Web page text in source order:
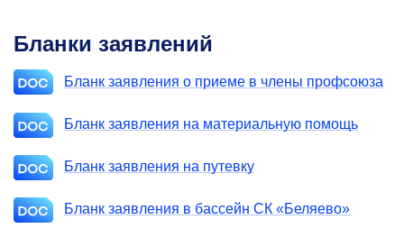
Бланки заявлений
Бланк заявления о приеме в члены профсоюза
Бланк заявления на материальную помощь
Бланк заявления на путевку
Бланк заявления в бассейн СК «Беляево»